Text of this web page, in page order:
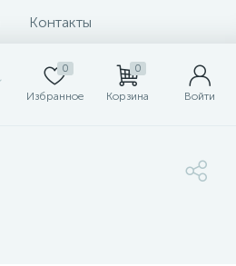
Контакты
0
Избранное
0
Корзина Войти